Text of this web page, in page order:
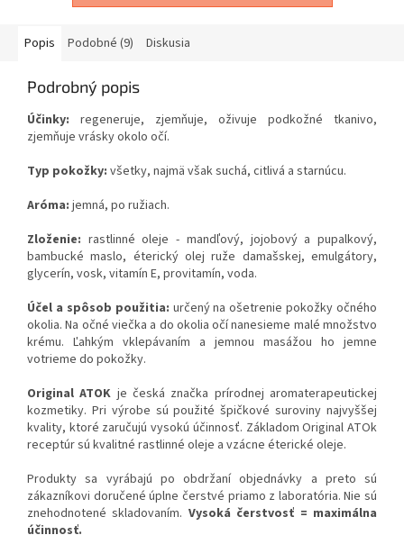
Popis Podobné (9) Diskusia
Podrobný popis
Účinky: regeneruje, zjemňuje, oživuje podkožné tkanivo,
zjemňuje vrásky okolo očí.
Typ pokožky: všetky, najmä však suchá, citlivá a starnúcu.
Aróma: jemná, po ružiach.
Zloženie: rastlinné oleje - mandľový, jojobový a pupalkový,
bambucké maslo, éterický olej ruže damašskej, emulgátory,
glycerín, vosk, vitamín E, provitamín, voda.
Účel a spôsob použitia: určený na ošetrenie pokožky očného
okolia. Na očné viečka a do okolia očí nanesieme malé množstvo
krému. Ľahkým vklepávaním a jemnou masážou ho jemne
votrieme do pokožky.
Original ATOK je česká značka prírodnej aromaterapeutickej
kozmetiky. Pri výrobe sú použité špičkové suroviny najvyššej
kvality, ktoré zaručujú vysokú účinnosť. Základom Original ATOk
receptúr sú kvalitné rastlinné oleje a vzácne éterické oleje.
Produkty sa vyrábajú po obdržaní objednávky a preto sú
zákazníkovi doručené úplne čerstvé priamo z laboratória. Nie sú
znehodnotené skladovaním. Vysoká čerstvosť = maximálna
účinnosť.